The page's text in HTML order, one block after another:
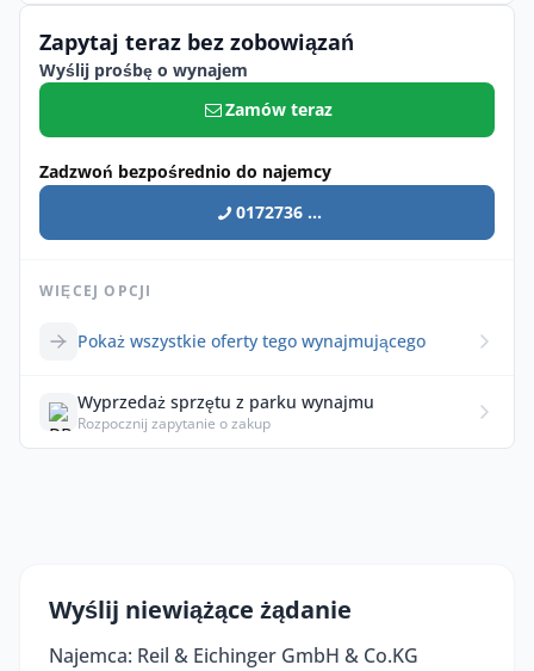
Zapytaj teraz bez zobowiązań
Wyślij prośbę o wynajem
Zamów teraz
Zadzwoń bezpośrednio do najemcy
0172736 ...
WIĘCEJ OPCJI
Pokaż wszystkie oferty tego wynajmującego
Wyprzedaż sprzętu z parku wynajmu
Rozpocznij zapytanie o zakup
Wyślij niewiążące żądanie
Najemca: Reil & Eichinger GmbH & Co.KG